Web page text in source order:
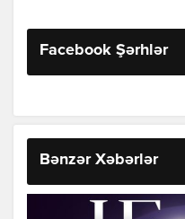
Facebook Şərhlər
Bənzər Xəbərlər